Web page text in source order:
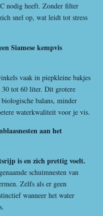
nodig heeft. Zonder filter
snel op, wat leidt tot stress
Siamese kempvis
vaak in piepkleine bakjes
30 tot 60 liter. Dit grotere
balans, minder
waterkwaliteit voor je vis.
aan het
is en zich prettig voelt.
schuimnesten van
Zelfs als er geen
wanneer het water